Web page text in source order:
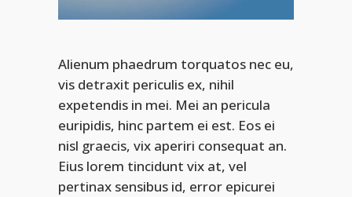
Alienum phaedrum torquatos nec eu,
vis detraxit periculis ex, nihil
expetendis in mei. Mei an pericula
euripidis, hinc partem ei est. Eos ei
nisl graecis, vix aperiri consequat an.
Eius lorem tincidunt vix at, vel
pertinax sensibus id, error epicurei